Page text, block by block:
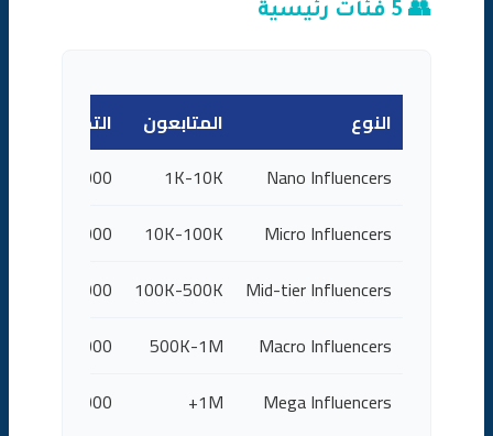
👥 5 فئات رئيسية
النوع المتابعون
التكلفة
Nano Influencers
1K-10K
500-2,000 ريال
Micro Influencers
10K-100K
2,000-10,000 ريال
Mid-tier Influencers
100K-500K
10,000-50,000
Macro Influencers
500K-1M
50,000-200,000
Mega Influencers
1M+ 200,000+ ريال